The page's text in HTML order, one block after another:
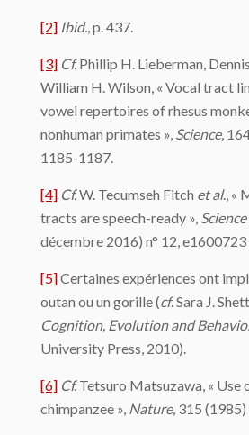
[2] Ibid. , p. 437.
[3] Cf.Phillip H. Lieberman,
William H. Wilson, « Vocal tract
vowel repertoires of rhesus
nonhuman primates », Science,
1185-1187.
[4] Cf.W. Tecumseh Fitch et al., «
tracts are speech-ready »,
décembre 2016) n° 12, e1600723
[5]Certaines expériences ont
outan ou un gorille (cf. Sara J.
Cognition, Evolution and
University Press, 2010).
[6] Cf.Tetsuro Matsuzawa, « Use
chimpanzee », Nature, 315 (1985)